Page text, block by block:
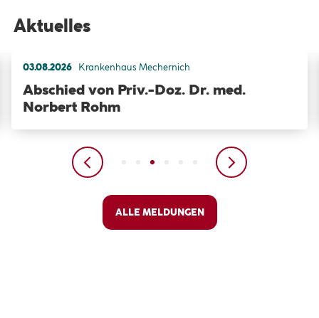
Aktuelles
03.08.2026 Krankenhaus Mechernich
Abschied von Priv.-Doz. Dr. med.
Norbert Rohm
ALLE MELDUNGEN